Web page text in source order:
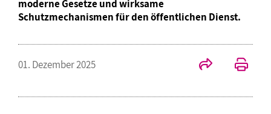
moderne Gesetze und wirksame
Schutzmechanismen für den öffentlichen Dienst.
01. Dezember 2025